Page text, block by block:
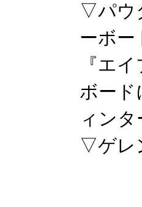
▽パウ
ーボー
『エ
ボード
ィン
▽ゲレ